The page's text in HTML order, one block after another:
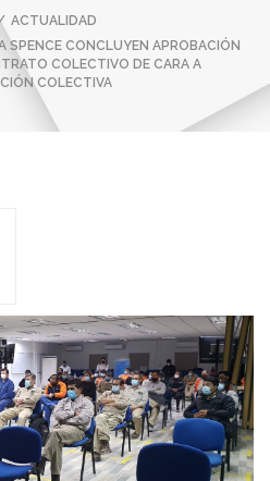
ACTUALIDAD
SPENCE CONCLUYEN APROBACIÓN
COLECTIVO DE CARA A
COLECTIVA